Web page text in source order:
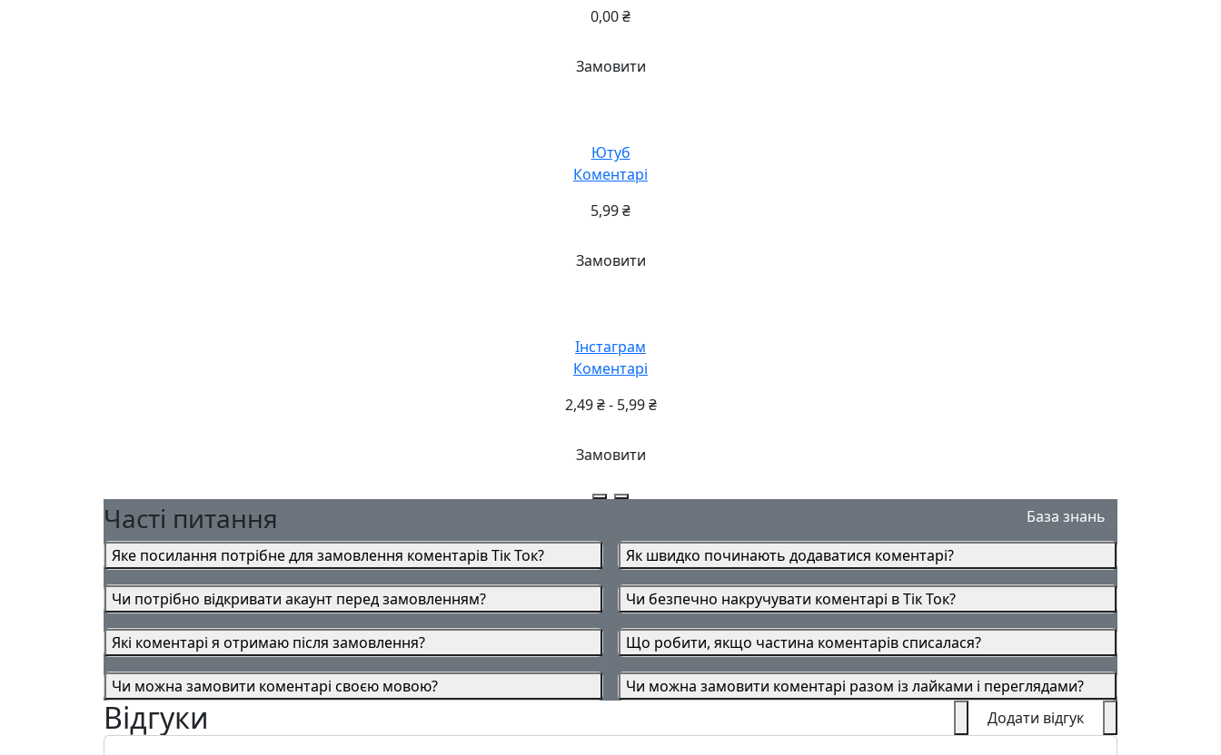
0,00₴
Замовити
Ютуб
Коментарі
5,99₴
Замовити
Інстаграм
Коментарі
2,49₴- 5,99₴
Замовити
Часті питання
База знань
Яке посилання потрібне для замовлення коментарів Тік Ток?
Чи потрібно відкривати акаунт перед замовленням?
Які коментарі я отримаю після замовлення?
Чи можна замовити коментарі своєю мовою?
Як швидко починають додаватися коментарі?
Чи безпечно накручувати коментарі в Тік Ток?
Що робити, якщо частина коментарів списалася?
Чи можна замовити коментарі разом із лайками і переглядами?
Відгуки Додати відгук